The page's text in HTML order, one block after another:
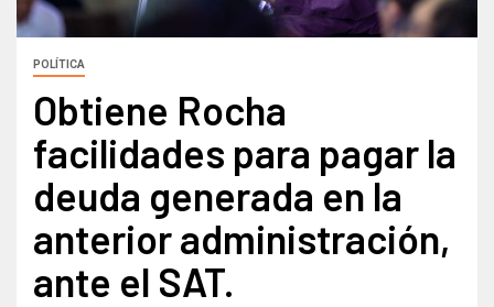
POLÍTICA
Obtiene Rocha
facilidades para pagar la
deuda generada en la
anterior administración,
ante el SAT.